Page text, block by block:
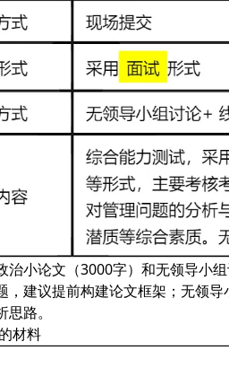
治小论文（3000字）和无领导小
，建议提前构建论文框架；无领
路。
材料